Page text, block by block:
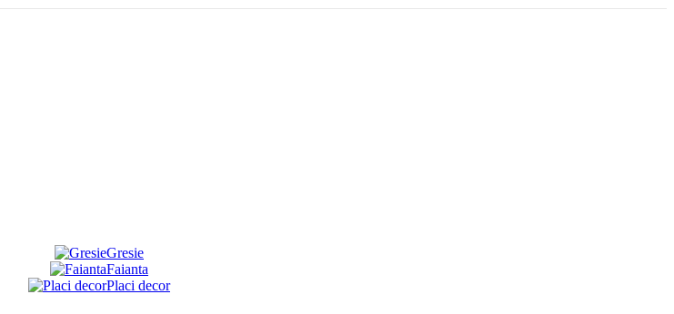
Gresie
Faianta
Placi decor